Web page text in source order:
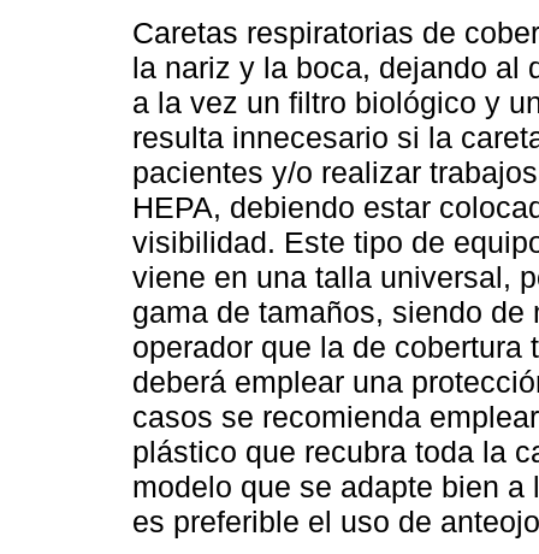
Caretas respiratorias de
la nariz y la boca, dejando al
a la vez un filtro biológico y
resulta innecesario si la
pacientes y/o realizar
HEPA, debiendo estar
visibilidad. Este tipo de
viene en una talla universal,
gama de tamaños, siendo
operador que la de
deberá emplear una
casos se recomienda
plástico que recubra toda la
modelo que se adapte bien
es preferible el uso de